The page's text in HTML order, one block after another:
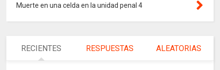
Muerte en una celda en la unidad penal 4
RECIENTES RESPUESTAS ALEATORIAS